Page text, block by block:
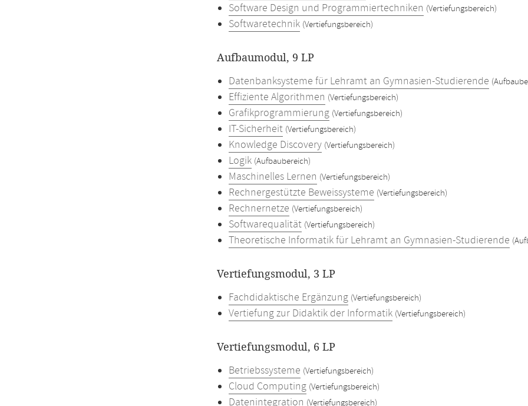
Software Design und Programmiertechniken (Vertiefungsbereich)
Softwaretechnik (Vertiefungsbereich)
Aufbaumodul, 9 LP
Datenbanksysteme für Lehramt an Gymnasien-Studierende
Effiziente Algorithmen (Vertiefungsbereich)
Grafikprogrammierung (Vertiefungsbereich)
IT-Sicherheit (Vertiefungsbereich)
Knowledge Discovery (Vertiefungsbereich)
Logik (Aufbaubereich)
Maschinelles Lernen (Vertiefungsbereich)
Rechnergestützte Beweissysteme (Vertiefungsbereich)
Rechnernetze (Vertiefungsbereich)
Softwarequalität (Vertiefungsbereich)
Theoretische Informatik für Lehramt an Gymnasien-Studierende
Vertiefungsmodul, 3 LP
Fachdidaktische Ergänzung (Vertiefungsbereich)
Vertiefung zur Didaktik der Informatik (Vertiefungsbereich)
Vertiefungsmodul, 6 LP
Betriebssysteme (Vertiefungsbereich)
Cloud Computing (Vertiefungsbereich)
Datenintegration (Vertiefungsbereich)